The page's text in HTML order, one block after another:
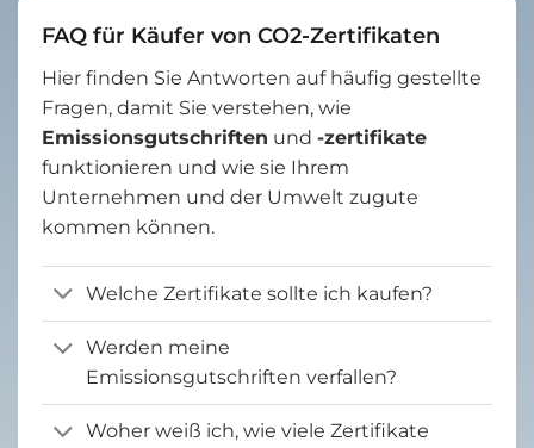
FAQ für Käufer von CO2-Zertifikaten
Hier finden Sie Antworten auf häufig gestellte
Fragen, damit Sie verstehen, wie
Emissionsgutschriften und -zertifikate
funktionieren und wie sie Ihrem
Unternehmen und der Umwelt zugute
kommen können.
Welche Zertifikate sollte ich kaufen?
Werden meine
Emissionsgutschriften verfallen?
Woher weiß ich, wie viele Zertifikate